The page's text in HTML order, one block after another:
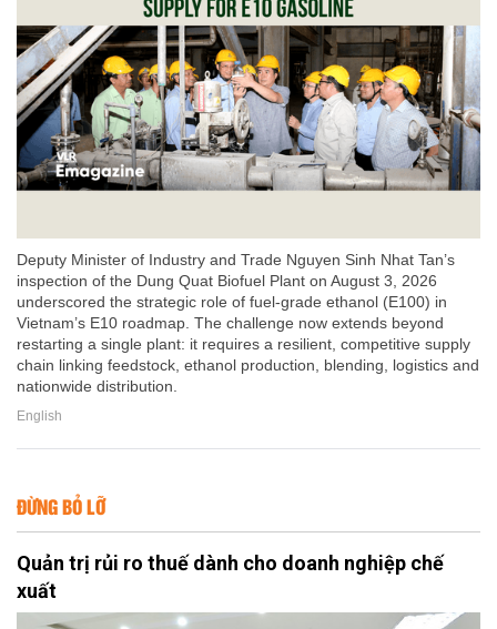
Deputy Minister of Industry and Trade Nguyen Sinh Nhat Tan’s
inspection of the Dung Quat Biofuel Plant on August 3, 2026
underscored the strategic role of fuel-grade ethanol (E100) in
Vietnam’s E10 roadmap. The challenge now extends beyond
restarting a single plant: it requires a resilient, competitive supply
chain linking feedstock, ethanol production, blending, logistics and
nationwide distribution.
English
ĐỪNG BỎ LỠ
Quản trị rủi ro thuế dành cho doanh nghiệp chế
xuất